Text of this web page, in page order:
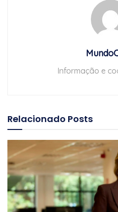
Informação e
Relacionado Posts